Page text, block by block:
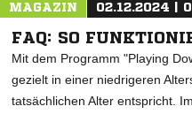
MAGAZIN 02.12.2024 |
FAQ: SO
Mit dem Programm "Playing
gezielt in einer niedrigeren
tatsächlichen Alter entspricht.